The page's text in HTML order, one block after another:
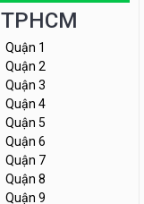
TPHCM
Quận 1
Quận 2
Quận 3
Quận 4
Quận 5
Quận 6
Quận 7
Quận 8
Quận 9